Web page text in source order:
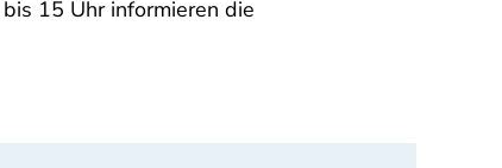
15 Uhr informieren die